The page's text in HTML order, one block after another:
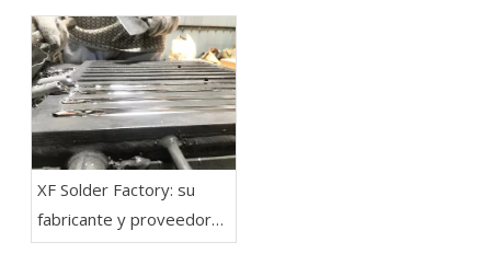
soldadura XF
XF Solder Factory: su
fabricante y proveedor
líder de barras de